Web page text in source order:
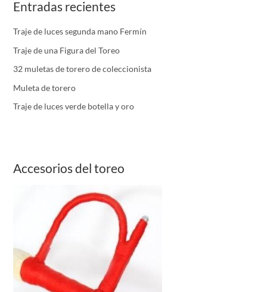
Entradas recientes
Traje de luces segunda mano Fermín
Traje de una Figura del Toreo
32 muletas de torero de coleccionista
Muleta de torero
Traje de luces verde botella y oro
Accesorios del toreo